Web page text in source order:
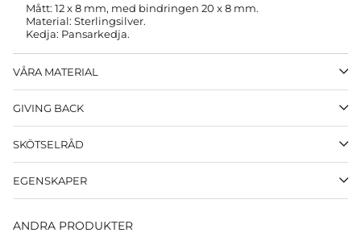
Mått: 12x 8 mm, med bindringen 20 x 8 mm.
Material: Sterlingsilver.
Kedja: Pansarkedja.
VÅRA MATERIAL
GIVING BACK
SKÖTSELRÅD
EGENSKAPER
ANDRA PRODUKTER